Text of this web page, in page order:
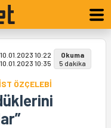
10.01.2023 10:22
10.01.2023 10:35
Okuma
5 dakika
ÖZÇELEBİ